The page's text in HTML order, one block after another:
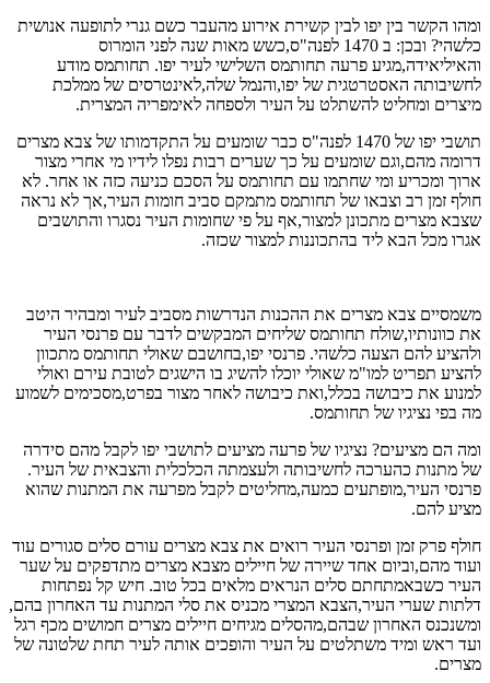
ומהו הקשר בין יפו לבין קשירת אירוע מהעבר כשם גנרי לתופעה אנושית
כלשהי? ובכן: ב 1470 לפנה"ס,כשש מאות שנה לפני הומרוס
והאיליאידה,מגיע פרעה תחותמס השלישי לעיר יפו. תחותמס מודע
לחשיבותה האסטרטגית של יפו,והנמל שלה,לאינטרסים של ממלכת
מיצרים ומחליט להשתלט על העיר ולספחה לאימפריה המצרית.
תושבי יפו של 1470 לפנה"ס כבר שומעים על התקדמותו של צבא מצרים
דרומה מהם,וגם שומעים על כך שערים רבות נפלו לידיו מי אחרי מצור
ארוך ומכריע ומי שחתמו עם תחותמס על הסכם כניעה כזה או אחר. לא
חולף זמן רב וצבאו של תחותמס מתמקם סביב חומות העיר,אך לא נראה
שצבא מצרים מתכונן למצור,אף על פי שחומות העיר נסגרו והתושבים
אגרו מכל הבא ליד בהתכוננות למצור שכזה.
משמסיים צבא מצרים את ההכנות הנדרשות מסביב לעיר ומבהיר היטב
את כוונותיו,שולח תחותמס שליחים המבקשים לדבר עם פרנסי העיר
ולהציע להם הצעה כלשהי. פרנסי יפו,בחושבם שאולי תחותמס מתכוון
להציע תפריט למו"מ שאולי יוכלו להשיג בו הישגים לטובת עירם ואולי
למנוע את כיבושה בכלל,ואת כיבושה לאחר מצור בפרט,מסכימים לשמוע
מה בפי נציגיו של תחותמס.
ומה הם מציעים? נציגיו של פרעה מציעים לתושבי יפו לקבל מהם סידרה
של מתנות כהערכה לחשיבותה ולעצמתה הכלכלית והצבאית של העיר.
פרנסי העיר,מופתעים כמעה,מחליטים לקבל מפרעה את המתנות שהוא
מציע להם.
חולף פרק זמן ופרנסי העיר רואים את צבא מצרים עורם סלים סגורים עוד
ועוד מהם,וביום אחד שיירה של חיילים מצבא מצרים מתדפקים על שער
העיר כשבאמתחתם סלים הנראים מלאים בכל טוב. חיש קל נפתחות
דלתות שערי העיר,הצבא המצרי מכניס את סלי המתנות עד האחרון בהם,
ומשנכנס האחרון שבהם,מהסלים מגיחים חיילים מצרים חמושים מכף רגל
ועד ראש ומיד משתלטים על העיר והופכים אותה לעיר תחת שלטונה של
מצרים.